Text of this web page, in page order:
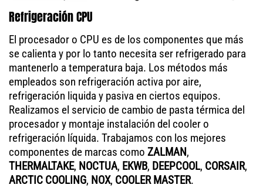
Refrigeración CPU
El procesador o CPU es de los componentes que más
se calienta y por lo tanto necesita ser refrigerado para
mantenerlo a temperatura baja. Los métodos más
empleados son refrigeración activa por aire,
refrigeración liquida y pasiva en ciertos equipos.
Realizamos el servicio de cambio de pasta térmica del
procesador y montaje instalación del cooler o
refrigeración líquida. Trabajamos con los mejores
componentes de marcas como ZALMAN,
THERMALTAKE, NOCTUA, EKWB, DEEPCOOL, CORSAIR,
ARCTIC COOLING, NOX, COOLER MASTER.